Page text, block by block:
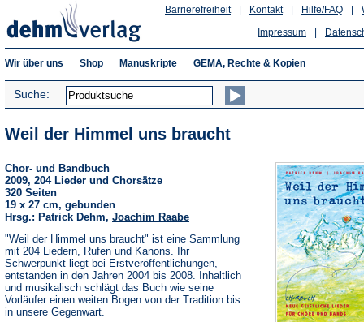
Hilfe/FAQ
Kontakt
Barrierefreiheit
Impressum
Wir über uns Shop Manuskripte GEMA, Rechte & Kopien
Suche:
Weil der Himmel uns braucht
Chor- und Bandbuch
2009, 204 Lieder und Chorsätze
320 Seiten
19 x 27 cm, gebunden
Hrsg.: Patrick Dehm, Joachim Raabe
"Weil der Himmel uns braucht" ist eine Sammlung
mit 204 Liedern, Rufen und Kanons. Ihr
Schwerpunkt liegt bei Erstveröffentlichungen,
entstanden in den Jahren 2004 bis 2008. Inhaltlich
und musikalisch schlägt das Buch wie seine
Vorläufer einen weiten Bogen von der Tradition bis
in unsere Gegenwart.